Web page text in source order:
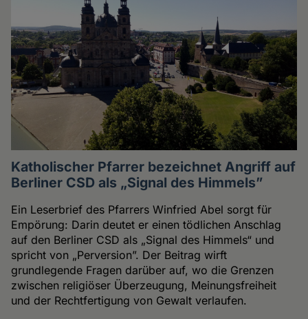
Katholischer Pfarrer bezeichnet Angriff auf
Berliner CSD als „Signal des Himmels”
Ein Leserbrief des Pfarrers Winfried Abel sorgt für
Empörung: Darin deutet er einen tödlichen Anschlag
auf den Berliner CSD als „Signal des Himmels“ und
spricht von „Perversion”. Der Beitrag wirft
grundlegende Fragen darüber auf, wo die Grenzen
zwischen religiöser Überzeugung, Meinungsfreiheit
und der Rechtfertigung von Gewalt verlaufen.